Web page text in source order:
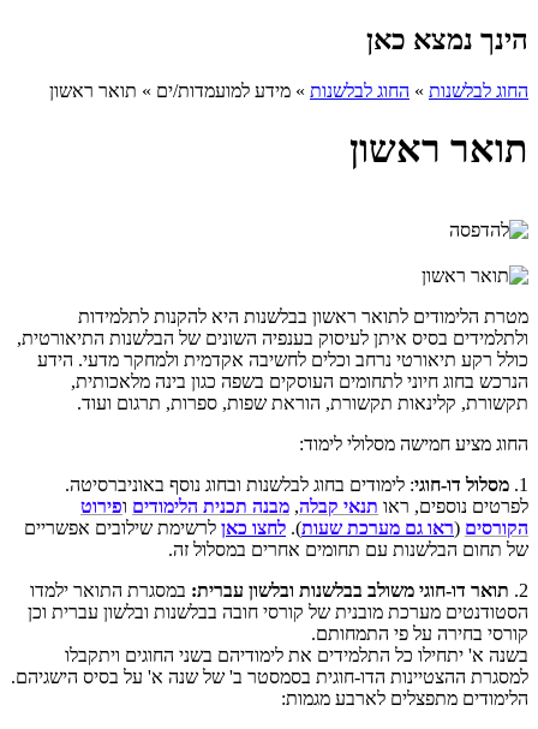
הינך נמצא כאן
החוג לבלשנות » החוג לבלשנות » מידע למועמדות/ים » תואר ראשון
תואר ראשון
מטרת הלימודים לתואר ראשון בבלשנות היא להקנות לתלמידות
ולתלמידים בסיס איתן לעיסוק בענפיה השונים של הבלשנות התיאורטית,
כולל רקע תיאורטי נרחב וכלים לחשיבה אקדמית ולמחקר מדעי. הידע
הנרכש בחוג חיוני לתחומים העוסקים בשפה כגון בינה מלאכותית,
תקשורת, קלינאות תקשורת, הוראת שפות, ספרות, תרגום ועוד.
החוג מציע חמישה מסלולי לימוד:
1. מסלול דו-חוגי: לימודים בחוג לבלשנות ובחוג נוסף באוניברסיטה.
לפרטים נוספים, ראו תנאי קבלה, מבנה תכנית הלימודים ופירוט
הקורסים (ראו גם מערכת שעות). לחצו כאן לרשימת שילובים אפשריים
של תחום הבלשנות עם תחומים אחרים במסלול זה.
2. תואר דו-חוגי משולב בבלשנות ובלשון עברית: במסגרת התואר ילמדו
הסטודנטים מערכת מובנית של קורסי חובה בבלשנות ובלשון עברית וכן
קורסי בחירה על פי התמחותם.
בשנה א' יתחילו כל התלמידים את לימודיהם בשני החוגים ויתקבלו
למסגרת ההצטיינות הדו-חוגית בסמסטר ב' של שנה א' על בסיס הישגיהם.
הלימודים מתפצלים לארבע מגמות: